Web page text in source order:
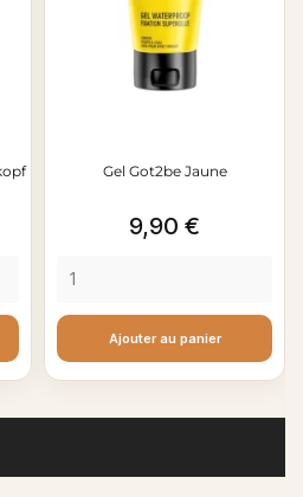
Gel Got2be Jaune
Prix
9,90 €
Ajouter au panier